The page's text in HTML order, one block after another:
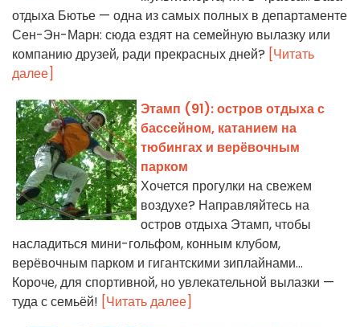
отдыха Бютье — одна из самых полных в департаменте
Сен-Эн-Марн: сюда ездят на семейную вылазку или
компанию друзей, ради прекрасных дней? [Читать
далее]
Этамп (91): остров отдыха с
бассейном, катанием на
тюбингах и верёвочным
парком
Хочется прогулки на свежем
воздухе? Направляйтесь на
остров отдыха Этамп, чтобы
насладиться мини-гольфом, конным клубом,
верёвочным парком и гигантскими зиплайнами...
Короче, для спортивной, но увлекательной вылазки —
туда с семьёй! [Читать далее]